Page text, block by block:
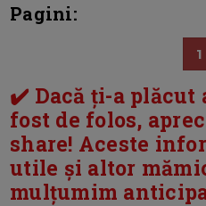
Pagini:
1
✔️ Dacă ți-a plăcut
fost de folos,
share! Aceste
utile și altor
mulțumim